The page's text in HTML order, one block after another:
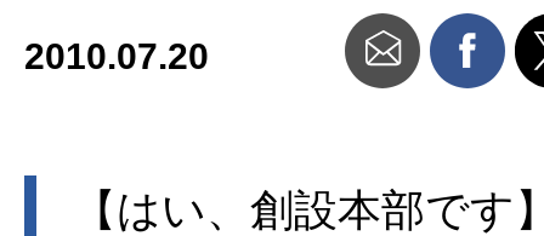
2010.07.20
【はい、創設本部です